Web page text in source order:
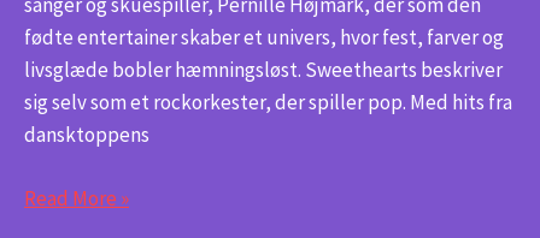
fødte entertainer skaber et univers, hvor fest, farver og
livsglæde bobler hæmningsløst. Sweethearts beskriver
sig selv som et rockorkester, der spiller pop. Med hits fra
dansktoppens
Read More »